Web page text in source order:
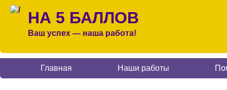
НА 5 БАЛЛОВ
Ваш успех — наша работа!
Главная Наши работы